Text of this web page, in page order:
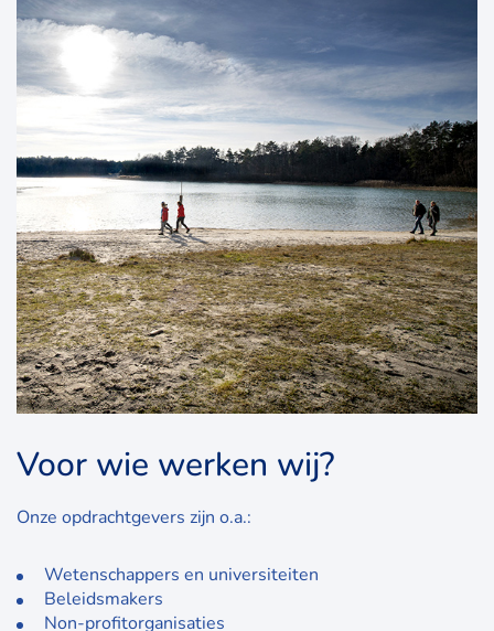
Voor wie werken wij?
Onze opdrachtgevers zijn o.a.:
Wetenschappers en universiteiten
Beleidsmakers
Non-profitorganisaties